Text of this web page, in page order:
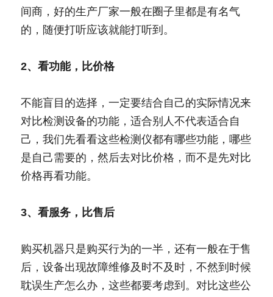
间商，好的生产厂家一般在圈子里都是有名气
的，随便打听应该就能打听到。
2、看功能，比价格
不能盲目的选择，一定要结合自己的实际情况来
对比检测设备的功能，适合别人不代表适合自
己，我们先看看这些检测仪都有哪些功能，哪些
是自己需要的，然后去对比价格，而不是先对比
价格再看功能。
3、看服务，比售后
购买机器只是购买行为的一半，还有一般在于售
后，设备出现故障维修及时不及时，不然到时候
耽误生产怎么办，这些都要考虑到。对比这些公